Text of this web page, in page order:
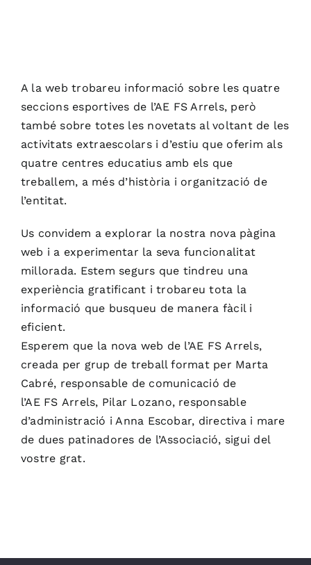
A la web trobareu informació sobre les quatre
seccions esportives de l’AE FS Arrels, però
també sobre totes les novetats al voltant de les
activitats extraescolars i d’estiu que oferim als
quatre centres educatius amb els que
treballem, a més d’història i organització de
l’entitat.
Us convidem a explorar la nostra nova pàgina
web i a experimentar la seva funcionalitat
millorada. Estem segurs que tindreu una
experiència gratificant i trobareu tota la
informació que busqueu de manera fàcil i
eficient.
Esperem que la nova web de l’AE FS Arrels,
creada per grup de treball format per Marta
Cabré, responsable de comunicació de
l’AE FS Arrels, Pilar Lozano, responsable
d’administració i Anna Escobar, directiva i mare
de dues patinadores de l’Associació, sigui del
vostre grat.